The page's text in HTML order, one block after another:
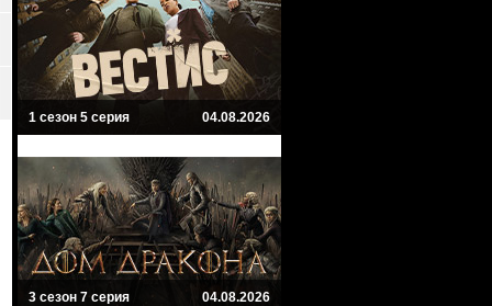
1 сезон 5 серия 04.08.2026
3 сезон 7 серия 04.08.2026